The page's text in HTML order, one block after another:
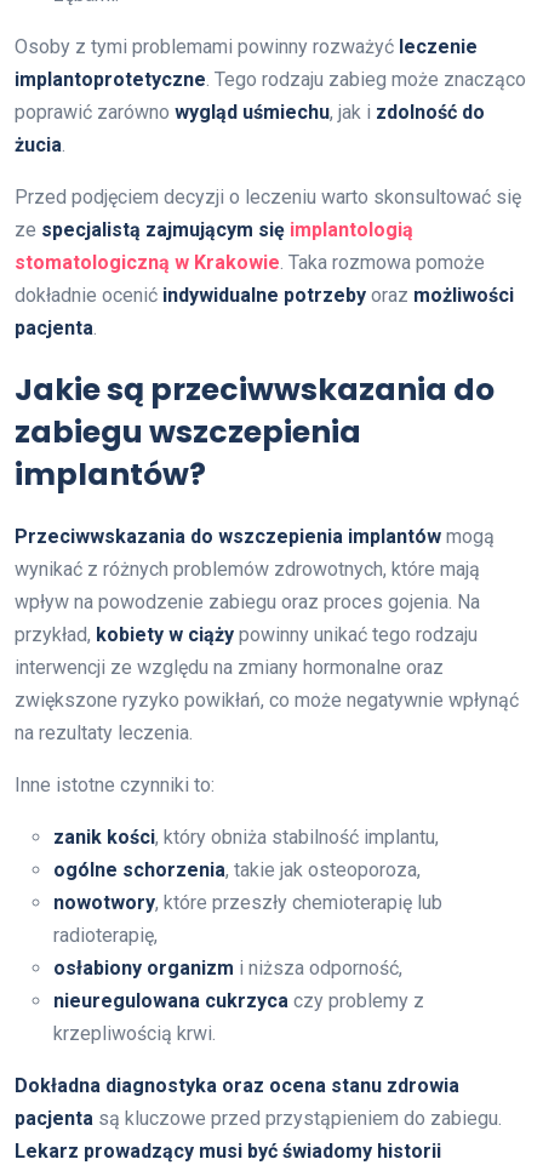
Osoby z tymi problemami powinny rozważyć leczenie
implantoprotetyczne . Tego rodzaju zabieg może znacząco
poprawić zarówno wygląd uśmiechu, jak i zdolność do
żucia
Przed podjęciem decyzji o leczeniu warto skonsultować się
ze specjalistą zajmującym się implantologią
stomatologiczną w Krakowie . Taka rozmowa pomoże
dokładnie ocenić indywidualne potrzeby oraz możliwości
pacjenta
Jakie są przeciwwskazania do
zabiegu wszczepienia
implantów?
Przeciwwskazania do wszczepienia implantów mogą
wynikać z różnych problemów zdrowotnych, które mają
wpływ na powodzenie zabiegu oraz proces gojenia. Na
przykład, kobiety w ciąży powinny unikać tego rodzaju
interwencji ze względu na zmiany hormonalne oraz
zwiększone ryzyko powikłań, co może negatywnie wpłynąć
na rezultaty leczenia.
Inne istotne czynniki to:
zanik kości, który obniża stabilność implantu,
ogólne schorzenia, takie jak osteoporoza,
nowotwory, które przeszły chemioterapię lub
radioterapię,
osłabiony organizm i niższa odporność,
nieuregulowana cukrzyca czy problemy z
krzepliwością krwi.
Dokładna diagnostyka oraz ocena stanu zdrowia
pacjenta są kluczowe przed przystąpieniem do zabiegu.
Lekarz prowadzący musi być świadomy historii